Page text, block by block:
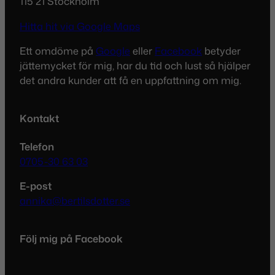
Hitta hit via Google Maps
Ett omdöme på Google eller Facebook betyder
jättemycket för mig, har du tid och lust så hjälper
det andra kunder att få en uppfattning om mig.
Kontakt
Telefon
0705-30 63 03
E-post
annika@bertilsdotter.se
Följ mig på Facebook